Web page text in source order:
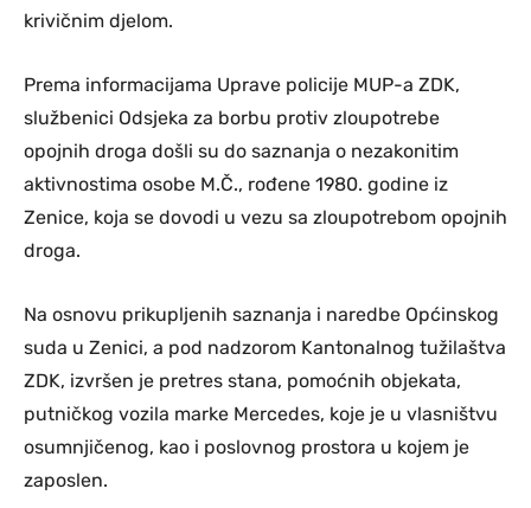
krivičnim djelom.
Prema informacijama Uprave policije MUP-a ZDK,
službenici Odsjeka za borbu protiv zloupotrebe
opojnih droga došli su do saznanja o nezakonitim
aktivnostima osobe M.Č., rođene 1980. godine iz
Zenice, koja se dovodi u vezu sa zloupotrebom opojnih
droga.
Na osnovu prikupljenih saznanja i naredbe Općinskog
suda u Zenici, a pod nadzorom Kantonalnog tužilaštva
ZDK, izvršen je pretres stana, pomoćnih objekata,
putničkog vozila marke Mercedes, koje je u vlasništvu
osumnjičenog, kao i poslovnog prostora u kojem je
zaposlen.